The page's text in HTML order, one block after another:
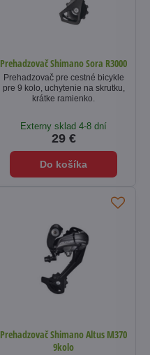
Prehadzovač Shimano Sora R3000
Prehadzovač pre cestné bicykle
pre 9 kolo, uchytenie na skrutku,
krátke ramienko.
Externy sklad 4-8 dní
29 €
Do košíka
Prehadzovač Shimano Altus M370
9kolo